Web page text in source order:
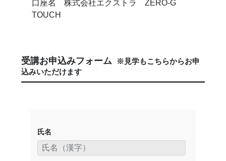
口座名 株式会社エクストラ ZERO-G
TOUCH
受講お申込みフォーム
※見学もこちらからお申
込みいただけます
氏名